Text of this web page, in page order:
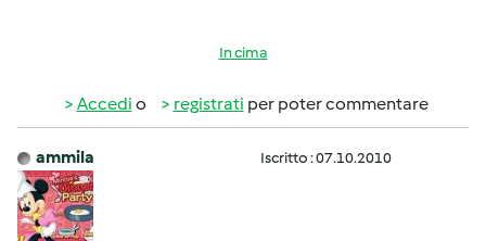
In cima
Accedi o registrati per poter commentare
ammila Iscritto : 07.10.2010